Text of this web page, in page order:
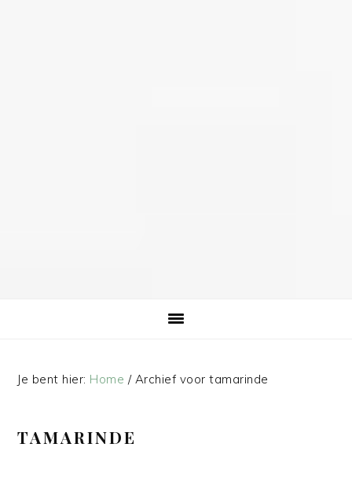
Je bent hier: Home /Archief voor tamarinde
TAMARINDE